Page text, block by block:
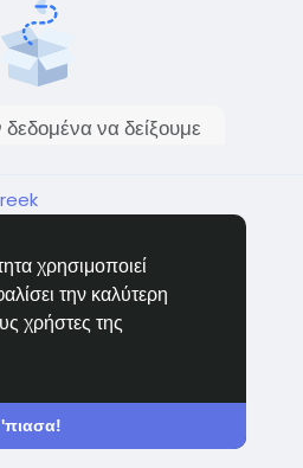
χρησιμοποιεί
την καλύτερη
χρήστες της
να δείξουμε